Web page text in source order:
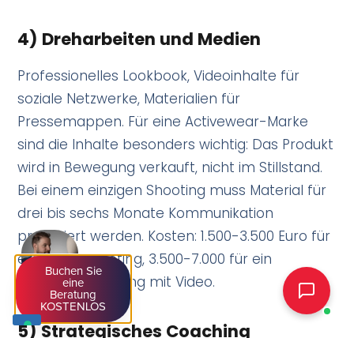
4) Dreharbeiten und Medien
Professionelles Lookbook, Videoinhalte für
soziale Netzwerke, Materialien für
Pressemappen. Für eine Activewear-Marke
sind die Inhalte besonders wichtig: Das Produkt
wird in Bewegung verkauft, nicht im Stillstand.
Bei einem einzigen Shooting muss Material für
drei bis sechs Monate Kommunikation
produziert werden. Kosten: 1.500-3.500 Euro für
ein Basis-Shooting, 3.500-7.000 für ein
Premium-Shooting mit Video.
5) Strategisches Coaching
Buchen Sie
eine
Beratung
KOSTENLOS